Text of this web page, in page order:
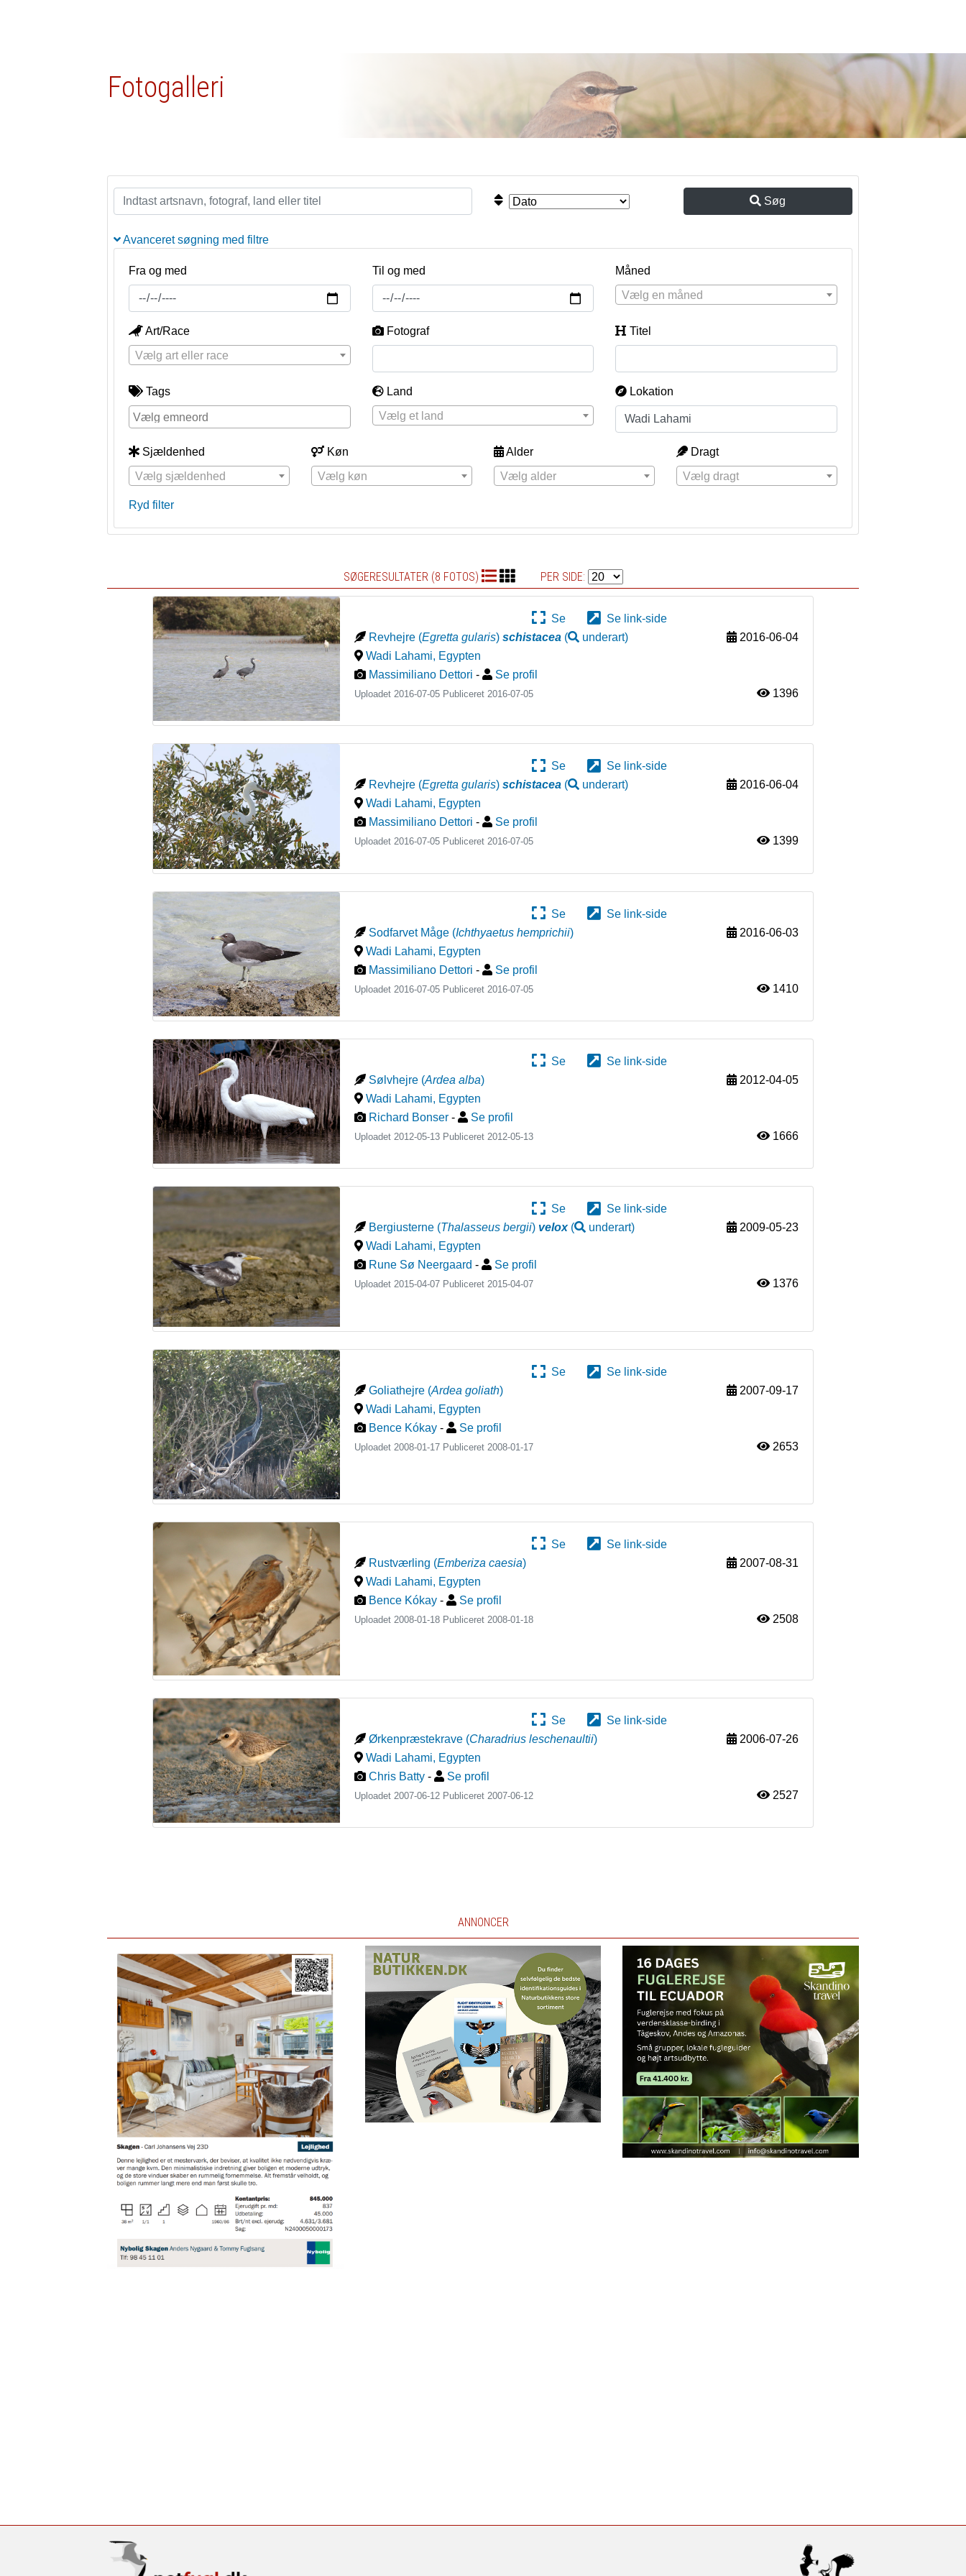
Fotogalleri
Søg
Avanceret søgning med filtre
Fra og med Til og med
Måned
Vælg en måned
Art/Race
Vælg art eller race
Fotograf Titel
Tags
Land
Vælg et land
Lokation
Sjældenhed
Vælg sjældenhed
Køn
Vælg køn
Alder
Vælg alder
Dragt
Vælg dragt
Ryd filter
SØGERESULTATER (8 FOTOS) PER SIDE:
Se
Se link-side
Revhejre (Egretta gularis)schistacea ( underart)
2016-06-04
Wadi Lahami, Egypten
Massimiliano Dettori - Se profil
Uploadet 2016-07-05 Publiceret2016-07-05 1396
Se
Se link-side
Revhejre (Egretta gularis)schistacea ( underart)
2016-06-04
Wadi Lahami, Egypten
Massimiliano Dettori - Se profil
Uploadet 2016-07-05 Publiceret2016-07-05 1399
Se
Se link-side
Sodfarvet Måge (Ichthyaetus hemprichii)
2016-06-03
Wadi Lahami, Egypten
Massimiliano Dettori - Se profil
Uploadet 2016-07-05 Publiceret 2016-07-05 1410
Se
Se link-side
Sølvhejre (Ardea alba)
2012-04-05
Wadi Lahami, Egypten
Richard Bonser - Se profil
Uploadet 2012-05-13 Publiceret 2012-05-13 1666
Se
Se link-side
Bergiusterne (Thalasseus bergii) velox( underart)
2009-05-23
Wadi Lahami, Egypten
Rune Sø Neergaard - Se profil
Uploadet 2015-04-07 Publiceret2015-04-07 1376
Se
Se link-side
Goliathejre (Ardea goliath)
2007-09-17
Wadi Lahami, Egypten
Bence Kókay - Se profil
Uploadet 2008-01-17 Publiceret2008-01-17 2653
Se
Se link-side
Rustværling (Emberiza caesia)
2007-08-31
Wadi Lahami, Egypten
Bence Kókay - Se profil
Uploadet 2008-01-18 Publiceret 2008-01-18 2508
Se
Se link-side
Ørkenpræstekrave (Charadrius leschenaultii)
2006-07-26
Wadi Lahami, Egypten
Chris Batty - Se profil
Uploadet 2007-06-12 Publiceret 2007-06-12 2527
ANNONCER